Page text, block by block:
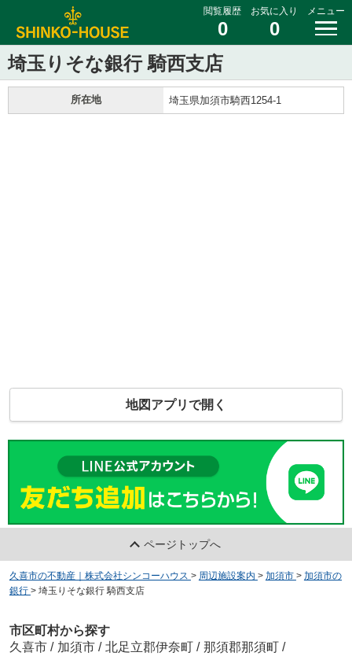
閲覧履歴
0
お気に入り
0
メニュー
埼玉りそな銀行 騎西支店
所在地 埼玉県加須市騎西1254-1
地図アプリで開く
ページトップへ
久喜市の不動産｜株式会社シンコーハウス > 周辺施設案内 > 加須市 > 加須市の
銀行 > 埼玉りそな銀行 騎西支店
市区町村から探す
久喜市 / 加須市 / 北足立郡伊奈町 / 那須郡那須町 /